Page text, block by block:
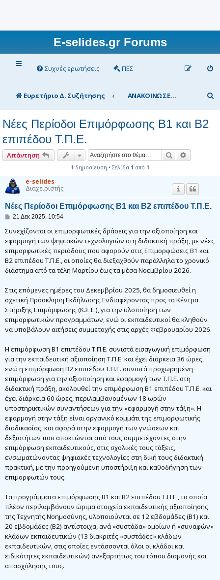
E-selides.gr Forums
Συχνές ερωτήσεις ΠΕΣ
Ευρετήριο Δ. Συζήτησης ΑΝΑΚΟΙΝΩΣΕΙΣ/ΕΙΔΗΣΕΙΣ Ενδιαφέρουσες
ν
Νέες Περίοδοι Επιμόρφωσης Β1 και Β2
επιπέδου Τ.Π.Ε.
Απάντηση Αναζήτηση
1 δημοσίευση • Σελίδα 1 από 1
e-selides
Διαχειριστής
Νέες Περίοδοι Επιμόρφωσης Β1 και Β2 επιπέδου Τ.Π.Ε.
Δ
μ
σ
ί
ε
υ
σ
21 Δεκ 2025, 10:54
Συνεχίζονται οι επιμορφωτικές δράσεις για την αξιοποίηση και
εφαρμογή των ψηφιακών τεχνολογιών στη διδακτική πράξη, με νέες
επιμορφωτικές περιόδους που αφορούν στις Επιμορφώσεις Β1 και
Β2 επιπέδου Τ.Π.Ε., οι οποίες θα διεξαχθούν παράλληλα το χρονικό
διάστημα από τα τέλη Μαρτίου έως τα μέσα Νοεμβρίου 2026.
Στις επόμενες ημέρες του Δεκεμβρίου 2025, θα δημοσιευθεί η
σχετική Πρόσκληση Εκδήλωσης Ενδιαφέροντος προς τα Κέντρα
Στήριξης Επιμόρφωσης (Κ.Σ.Ε.), για την υλοποίηση των
επιμορφωτικών προγραμμάτων, ενώ οι εκπαιδευτικοί θα κληθούν
να υποβάλουν αιτήσεις συμμετοχής στις αρχές Φεβρουαρίου 2026.
Η επιμόρφωση Β1 επιπέδου Τ.Π.Ε. συνιστά εισαγωγική επιμόρφωση
για την εκπαιδευτική αξιοποίηση Τ.Π.Ε. και έχει διάρκεια 36 ώρες,
ενώ η επιμόρφωση Β2 επιπέδου Τ.Π.Ε. συνιστά προχωρημένη
επιμόρφωση για την αξιοποίηση και εφαρμογή των Τ.Π.Ε. στη
διδακτική πράξη, ακολουθεί την επιμόρφωση Β1 επιπέδου Τ.Π.Ε. και
έχει διάρκεια 60 ώρες, περιλαμβανομένων 18 ωρών
υποστηρικτικών συναντήσεων για την «εφαρμογή στην τάξη». Η
εφαρμογή στην τάξη είναι οργανικό κομμάτι της επιμορφωτικής
διαδικασίας, και αφορά στην εφαρμογή των γνώσεων και
δεξιοτήτων που αποκτώνται από τους συμμετέχοντες στην
επιμόρφωση εκπαιδευτικούς, στις σχολικές τους τάξεις,
ενσωματώνοντας ψηφιακές τεχνολογίες στη δική τους διδακτική
πρακτική, με την προηγούμενη υποστήριξη και καθοδήγηση των
επιμορφωτών τους.
Τα προγράμματα επιμόρφωσης Β1 και Β2 επιπέδου Τ.Π.Ε., τα οποία
πλέον περιλαμβάνουν ώριμα στοιχεία εκπαιδευτικής αξιοποίησης
της Τεχνητής Νοημοσύνης, υλοποιούνται σε 12 εβδομάδες (Β1) και
20 εβδομάδες (Β2) αντίστοιχα, ανά «συστάδα» ομοίων ή «συναφών»
κλάδων εκπαιδευτικών (13 διακριτές «συστάδες» κλάδων
εκπαιδευτικών, στις οποίες εντάσσονται όλοι οι κλάδοι και
ειδικότητες εκπαιδευτικών) ανεξαρτήτως του τόπου διαμονής και
απασχόλησής τους.